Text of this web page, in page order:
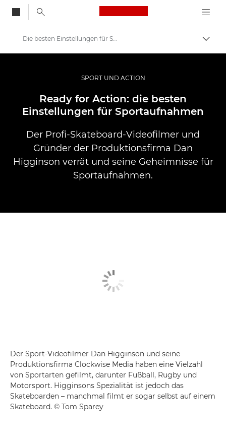
Canon Logo, back
Auf
Profi-Geschichten: Inspirationen für Foto, Video und Durck
Die besten Einstellungen für Sportvideos
SPORT UND ACTION
Ready for Action: die besten
Einstellungen für Sportaufnahmen
Der Profi-Skateboard-Videofilmer und
Gründer der Produktionsfirma Dan
Higginson verrät und seine Geheimnisse für
Sportaufnahmen.
Der Sport-Videofilmer Dan Higginson und seine
Produktionsfirma Clockwise Media haben eine Vielzahl
von Sportarten gefilmt, darunter Fußball, Rugby und
Motorsport. Higginsons Spezialität ist jedoch das
Skateboarden – manchmal filmt er sogar selbst auf einem
Skateboard. © Tom Sparey